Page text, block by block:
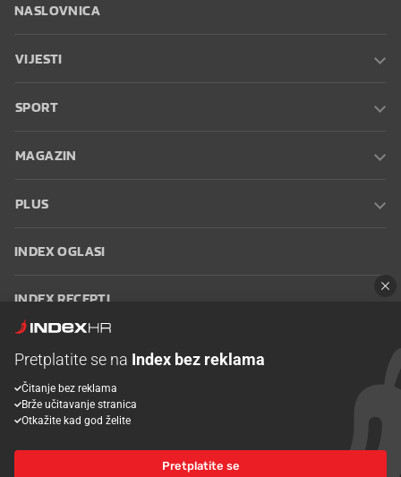
NASLOVNICA
VIJESTI
SPORT
MAGAZIN
PLUS
INDEX OGLASI
INDEX RECEPTI
Oglašavanje Zaposli se na Indexu
korištenja
Postavke kolačića
Pretplatite se na Index bez reklama
Čitanje bez reklama
Brže učitavanje stranica
Otkažite kad god želite
Pretplatite se